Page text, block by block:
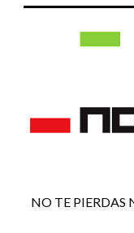
NO TE PIERDAS